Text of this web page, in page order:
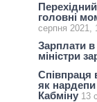
головні
серпня 2021,
Зарплати в
міністри
Співпраця
як
Кабміну 13